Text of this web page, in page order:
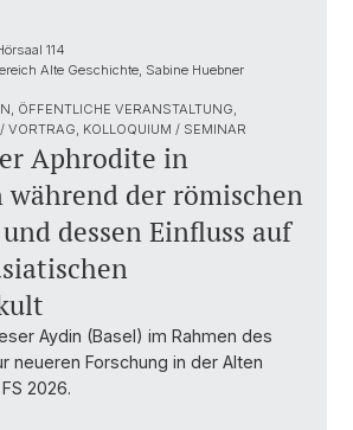
114
Alte Geschichte, Sabine Huebner
ÖFFENTLICHE VERANSTALTUNG,
VORTRAG, KOLLOQUIUM / SEMINAR
Aphrodite in
während der römischen
dessen Einfluss auf
Aydin (Basel) im Rahmen des
neueren Forschung in der Alten
2026.